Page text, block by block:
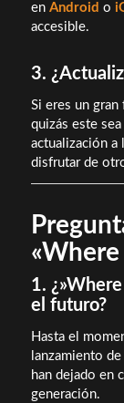
en Android o
accesible.
3.
Si eres un
quizás este
actualización a
disfrutar de
1.
el futuro?
Hasta el
lanzamiento
han dejado en
generación.